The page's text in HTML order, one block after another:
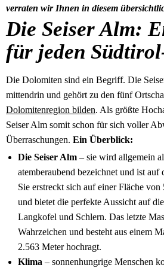
verraten wir Ihnen in diesem
Die Seiser Alm:
für jeden
Die Dolomiten sind ein Begriff. Die
mittendrin und gehört zu den fünf
Dolomitenregion bilden. Als größte
Seiser Alm somit schon für sich voller
Überraschungen. Ein Überblick:
Die Seiser Alm – sie wird allgemein
atemberaubend bezeichnet und ist auf
Sie erstreckt sich auf einer Fläche
und bietet die perfekte Aussicht auf
Langkofel und Schlern. Das letzte
Wahrzeichen und besteht aus einem
2.563 Meter hochragt.
Klima – sonnenhungrige Menschen